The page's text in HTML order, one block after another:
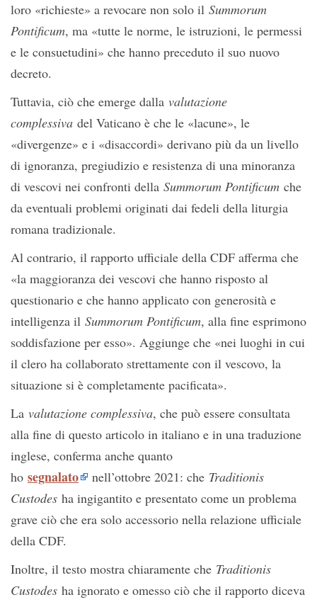
loro «richieste» a revocare non solo il Summorum
Pontificum, ma «tutte le norme, le istruzioni, le permessi
e le consuetudini» che hanno preceduto il suo nuovo
decreto.
Tuttavia, ciò che emerge dalla valutazione
complessiva del Vaticano è che le «lacune», le
«divergenze» e i «disaccordi» derivano più da un livello
di ignoranza, pregiudizio e resistenza di una minoranza
di vescovi nei confronti della Summorum Pontificum che
da eventuali problemi originati dai fedeli della liturgia
romana tradizionale.
Al contrario, il rapporto ufficiale della CDF afferma che
«la maggioranza dei vescovi che hanno risposto al
questionario e che hanno applicato con generosità e
intelligenza il Summorum Pontificum, alla fine esprimono
soddisfazione per esso». Aggiunge che «nei luoghi in cui
il clero ha collaborato strettamente con il vescovo, la
situazione si è completamente pacificata».
La valutazione complessiva, che può essere consultata
alla fine di questo articolo in italiano e in una traduzione
inglese, conferma anche quanto
ho segnalato nell’ottobre 2021: che Traditionis
Custodes ha ingigantito e presentato come un problema
grave ciò che era solo accessorio nella relazione ufficiale
della CDF.
Inoltre, il testo mostra chiaramente che Traditionis
Custodes ha ignorato e omesso ciò che il rapporto diceva